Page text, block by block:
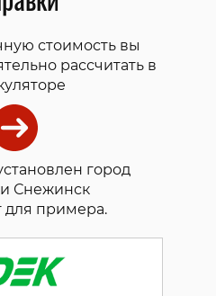
стоимость вы
рассчитать в
город
Снежинск
для примера.